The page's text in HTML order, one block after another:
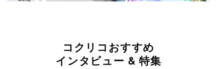
コクリコおすすめ
インタビュー & 特集